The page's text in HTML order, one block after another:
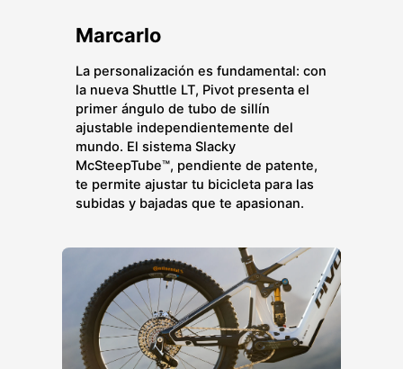
Marcarlo
La personalización es fundamental: con
la nueva Shuttle LT, Pivot presenta el
primer ángulo de tubo de sillín
ajustable independientemente del
mundo. El sistema Slacky
McSteepTube™, pendiente de patente,
te permite ajustar tu bicicleta para las
subidas y bajadas que te apasionan.